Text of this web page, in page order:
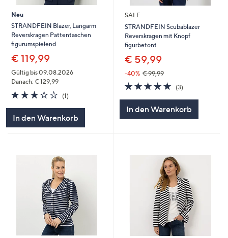
diese
anzuzeigen.
Neu
STRANDFEIN Blazer, Langarm
Reverskragen Pattentaschen
figurumspielend
€ 119,99
Gültig bis 09.08.2026
Danach: € 129,99
3.0
von
(1)1
In den Warenkorb
SALE
STRANDFEIN Scubablazer
Reverskragen mit Knopf
figurbetont
€ 59,99
-40% € 99,99
5.0
von
(3)3
In den Warenkorb